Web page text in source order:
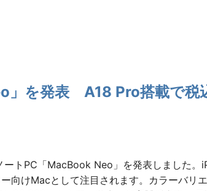
」を発表 A18 Pro搭載で税
トPC「MacBook Neo」を発表しました。
向けMacとして注目されます。カラーバリ